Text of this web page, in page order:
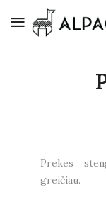
Prekes
greičiau.